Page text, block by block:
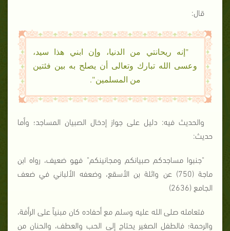
قال:
"إنه ريحانتي من الدنيا، وإن ابني هذا سيد،
وعسى الله تبارك وتعالى أن يصلح به بين فئتين
من المسلمين".
والحديث فيه: دليل على جواز إدخال الصبيان المساجد؛ وأما
حديث:
"جنبوا مساجدكم صبيانكم ومجانينكم" فهو ضعيف، رواه ابن
ماجة (750) عن واثلة بن الأسقع، وضعفه الألباني في ضعف
الجامع (2636)
فتعامله صلى الله عليه وسلم مع أحفاده كان مبنياً على الرأفة،
والرحمة؛ فالطفل الصغير يحتاج إلى الحب والعطف، والحنان من